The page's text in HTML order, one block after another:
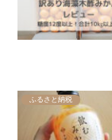
ふるさと納税